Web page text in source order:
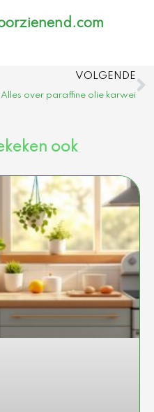
VOLGENDE
Alles over paraffine olie karwei
ook